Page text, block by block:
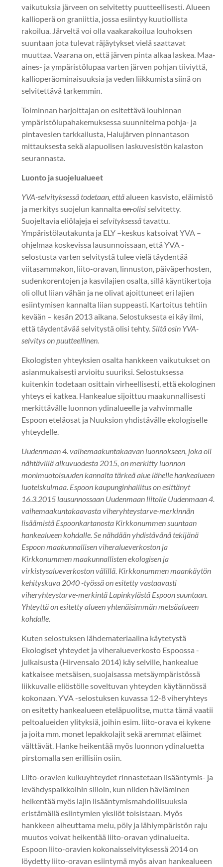
vaikutuksia järveen on selvitetty puutteellisesti. Alueen
kallioperä on graniittia, jossa esiintyy kuutiollista
rakoilua. Järveltä voi olla vaakarakoilua louhoksen
suuntaan jota tulevat räjäytykset vielä saattavat
muuttaa. Vaarana on, että järven pinta alkaa laskea. Maa-
aines- ja ympäristölupaa varten järven pohjan tiiviyttä,
kallioperäominaisuuksia ja veden liikkumista siinä on
selvitettävä tarkemmin.
Toiminnan harjoittajan on esitettävä louhinnan
ympäristölupahakemuksessa suunnitelma pohja- ja
pintavesien tarkkailusta, Halujärven pinnantason
mittauksesta sekä alapuolisen laskuvesistön kalaston
seurannasta.
Luonto ja suojelualueet
YVA-selvityksessä todetaan, ettäalueen kasvisto, eläimistö
ja merkitys suojelun kannaltaonolisiselvitetty.
Suojeltavia eliölajeja eiselvityksessätavattu.
Ympäristölautakunta ja ELY –keskus katsoivat YVA –
ohjelmaa koskevissa lausunnoissaan, että YVA -
selostusta varten selvitystä tulee vielä täydentää
viitasammakon, liito-oravan, linnuston, päiväperhosten,
sudenkorentojen ja kasvilajien osalta, sillä käyntikertoja
oli ollut liian vähän ja ne olivat ajoittuneet eri lajien
esiintymisen kannalta liian suppeasti. Kartoitus tehtiin
kevään – kesän 2013 aikana. Selostuksesta ei käy ilmi,
että täydentävää selvitystä olisi tehty.Siltä osin YVA-
selvitys on puutteellinen.
Ekologisten yhteyksien osalta hankkeen vaikutukset on
asianmukaisesti arvioitu suuriksi. Selostuksessa
kuitenkin todetaan osittain virheellisesti, että ekologinen
yhteys ei katkea. Hankealue sijoittuu maakunnallisesti
merkittävälle luonnon ydinalueelle ja vahvimmalle
Espoon eteläosat ja Nuuksion yhdistävälle ekologiselle
yhteydelle.
Uudenmaan 4. vaihemaakuntakaavan luonnokseen, joka oli
nähtävillä alkuvuodesta 2015, on merkitty luonnon
monimuotoisuuden kannalta tärkeä alue lähelle hankealueen
luoteiskulmaa. Espoon kaupunginhallitus on esittänyt
16.3.2015 lausunnossaan Uudenmaan liitolle Uudenmaan 4.
vaihemaakuntakaavasta viheryhteystarve-merkinnän
lisäämistä Espoonkartanosta Kirkkonummen suuntaan
hankealueen kohdalle. Se nähdään yhdistävänä tekijänä
Espoon maakunnallisen viheralueverkoston ja
Kirkkonummen maakunnallisten ekologisen ja
virkistysalueverkoston välillä. Kirkkonummen maankäytön
kehityskuva 2040 -työssä on esitetty vastaavasti
viheryhteystarve-merkintä Lapinkylästä Espoon suuntaan.
Yhteyttä on esitetty alueen yhtenäisimmän metsäalueen
kohdalle.
Kuten selostuksen lähdemateriaalina käytetystä
Ekologiset yhteydet ja viheralueverkosto Espoossa -
julkaisusta (Hirvensalo 2014) käy selville, hankealue
katkaisee metsäisen, suojaisassa metsäympäristössä
liikkuvalle eliöstölle soveltuvan yhteyden käytännössä
kokonaan. YVA -selostuksen kuvassa 12-8 viheryhteys
on esitetty hankealueen eteläpuolitse, mutta tämä vaatii
peltoalueiden ylityksiä, joihin esim. liito-orava ei kykene
ja joita mm. monet lepakkolajit sekä aremmat eläimet
välttävät. Hanke heikentää myös luonnon ydinaluetta
pirstomalla sen erillisiin osiin.
Liito-oravien kulkuyhteydet rinnastetaan lisääntymis- ja
levähdyspaikkoihin silloin, kun niiden häviäminen
heikentää myös lajin lisääntymismahdollisuuksia
eristämällä esiintymien yksilöt toisistaan. Myös
hankkeen aiheuttama melu, pöly ja lähiympäristön raju
muutos voivat heikentää liito-oravan ydinalueita.
Espoon liito-oravien kokonaisselvityksessä 2014 on
löydetty liito-oravan esiintymä myös aivan hankealueen